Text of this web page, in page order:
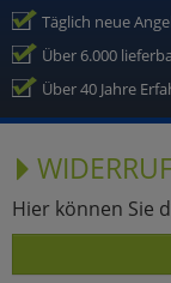
Täglich neue
Über 6.000
Über 40 Jahre
Hier können Sie